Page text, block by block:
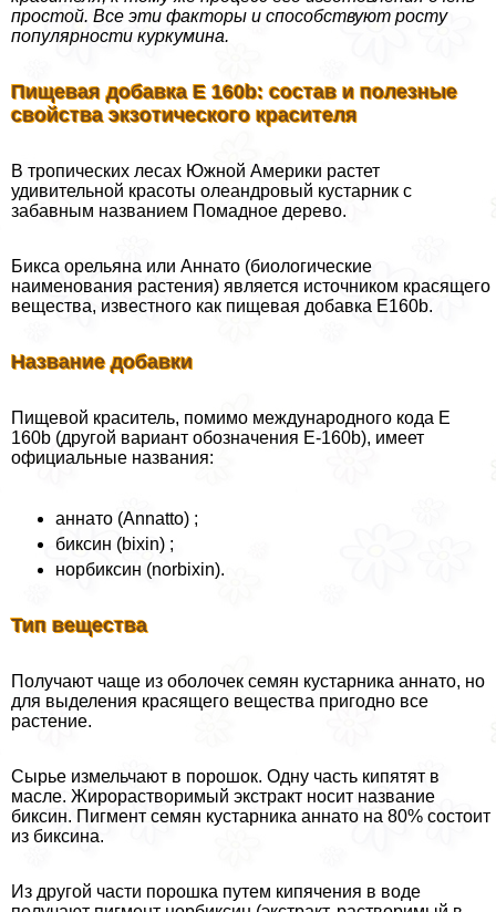
простой. Все эти факторы и способствуют росту
популярности куркумина.
Пищевая добавка Е 160b: состав и полезные
свойства экзотического красителя
В тропических лесах Южной Америки растет
удивительной красоты олеандровый кустарник с
забавным названием Помадное дерево.
Бикса орельяна или Аннато (биологические
наименования растения) является источником красящего
вещества, известного как пищевая добавка E160b.
Название добавки
Пищевой краситель, помимо международного кода Е
160b (другой вариант обозначения Е-160b), имеет
официальные названия:
аннато (Annatto) ;
биксин (bixin) ;
норбиксин (norbixin).
Тип вещества
Получают чаще из оболочек семян кустарника аннато, но
для выделения красящего вещества пригодно все
растение.
Сырье измельчают в порошок. Одну часть кипятят в
масле. Жирорастворимый экстpaкт носит название
биксин. Пигмент семян кустарника аннато на 80% состоит
из биксина.
Из другой части порошка путем кипячения в воде